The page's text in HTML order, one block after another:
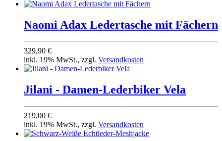
Naomi Adax Ledertasche mit Fächern
329,90 €
inkl. 19% MwSt., zzgl. Versandkosten
Jilani - Damen-Lederbiker Vela
219,00 €
inkl. 19% MwSt., zzgl. Versandkosten